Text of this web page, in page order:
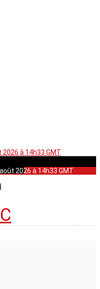
2026 à 14h33 GMT
2026 à 14h33 GMT